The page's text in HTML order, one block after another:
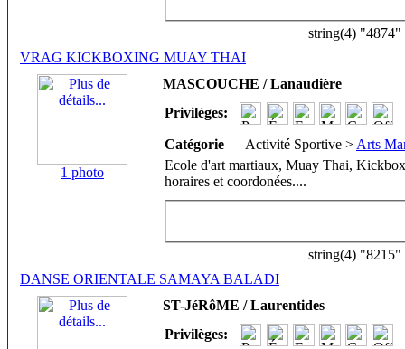
string(4) "4874"
VRAG KICKBOXING MUAY THAI
1 photo
MASCOUCHE / Lanaudière
Privilèges:
Catégorie Activité Sportive > Arts
Ecole d'art martiaux, Muay Thai,
horaires et coordonées....
string(4) "8215"
DANSE ORIENTALE SAMAYA BALADI
ST-JéRôME / Laurentides
Privilèges: